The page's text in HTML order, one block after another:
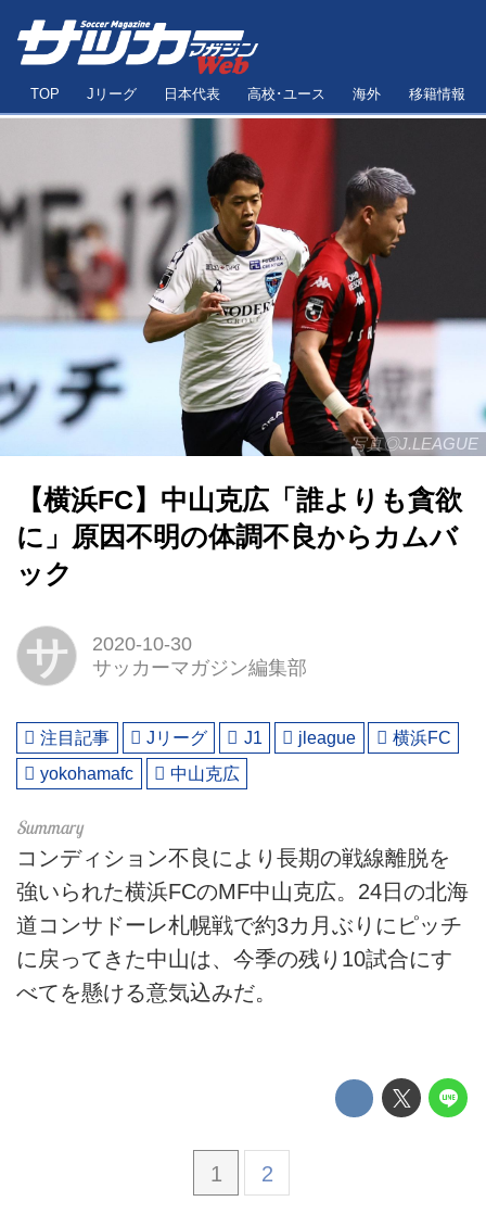
TOP Jリーグ 日本代表 高校･ユース 海外 移籍情報
写真◎J.LEAGUE
【横浜FC】中山克広「誰よりも貪欲
に」原因不明の体調不良からカムバ
ック
サ
2020-10-30
サッカーマガジン編集部
注目記事 Jリーグ J1 jleague
横浜FC
yokohamafc
中山克広
コンディション不良により長期の戦線離脱を
強いられた横浜FCのMF中山克広。24日の北海
道コンサドーレ札幌戦で約3カ月ぶりにピッチ
に戻ってきた中山は、今季の残り10試合にす
べてを懸ける意気込みだ。
1 2